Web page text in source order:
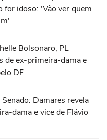
for idoso: 'Vão ver quem
Bolsonaro, PL
de ex-primeira-dama e
DF
Damares revela
dama e vice de Flávio